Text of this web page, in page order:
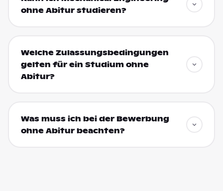
ohne Abitur studieren?
Welche Zulassungsbedingungen
gelten für ein Studium ohne
Abitur?
Was muss ich bei der Bewerbung
ohne Abitur beachten?